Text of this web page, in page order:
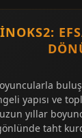
oyuncularla
yapısı ve
uzun yıllar
taht